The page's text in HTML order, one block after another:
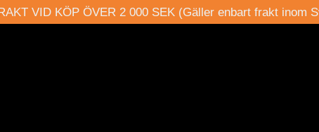
VID KÖP ÖVER 2 000 SEK (Gäller enbart frakt inom